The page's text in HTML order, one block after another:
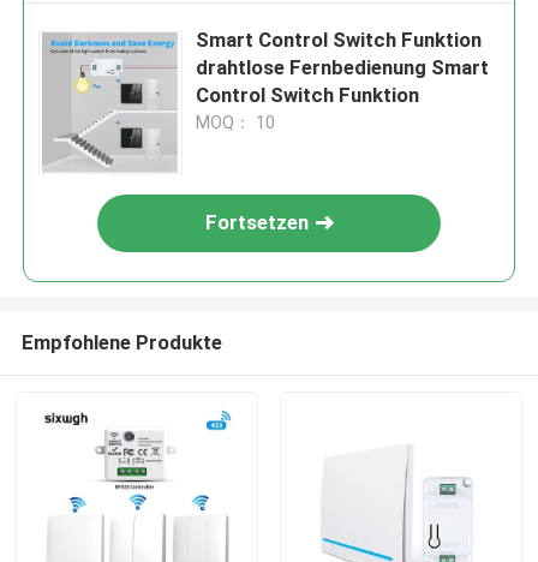
Smart Control Switch Funktion
drahtlose Fernbedienung Smart
Control Switch Funktion
MOQ： 10
Fortsetzen
Empfohlene Produkte